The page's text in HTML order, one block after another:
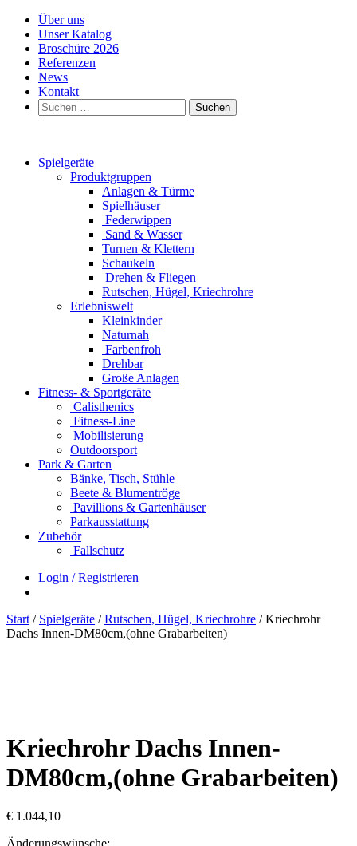
Über uns
Unser Katalog
Broschüre 2026
Referenzen
News
Kontakt
Suchen
nach:
Spielgeräte
Produktgruppen
Anlagen & Türme
Spielhäuser
Federwippen
Sand & Wasser
Turnen & Klettern
Schaukeln
Drehen & Fliegen
Rutschen, Hügel, Kriechrohre
Erlebniswelt
Kleinkinder
Naturnah
Farbenfroh
Drehbar
Große Anlagen
Fitness- & Sportgeräte
Calisthenics
Fitness-Line
Mobilisierung
Outdoorsport
Park & Garten
Bänke, Tisch, Stühle
Beete & Blumentröge
Pavillions & Gartenhäuser
Parkausstattung
Zubehör
Fallschutz
Login / Registrieren
Start / Spielgeräte /Rutschen, Hügel, Kriechrohre / Kriechrohr
Dachs Innen-DM80cm,(ohne Grabarbeiten)
Kriechrohr Dachs Innen-
DM80cm,(ohne Grabarbeiten)
€ 1.044,10